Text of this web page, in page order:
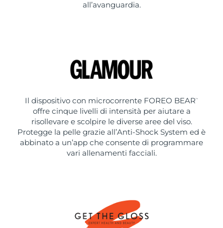
all’avanguardia.
Il dispositivo con microcorrente FOREO BEAR ™
offre cinque livelli di intensità per aiutare a
risollevare e scolpire le diverse aree del viso.
Protegge la pelle grazie all’Anti-Shock System ed è
abbinato a un’app che consente di programmare
vari allenamenti facciali.